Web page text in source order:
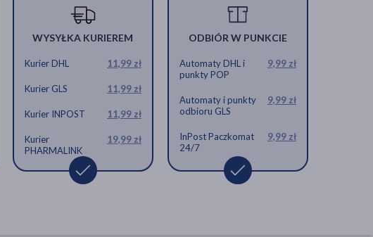
WYSYŁKA KURIEREM
Kurier DHL 11,99 zł
Kurier GLS 11,99 zł
Kurier INPOST 11,99 zł
Kurier
PHARMALINK
19,99 zł
ODBIÓR W PUNKCIE
Automaty DHL i
punkty POP
9,99 zł
Automaty i punkty
odbioru GLS
9,99 zł
InPost Paczkomat
24/7
9,99 zł